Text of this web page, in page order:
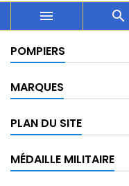
 
POMPIERS
MARQUES
PLAN DU SITE
MÉDAILLE MILITAIRE